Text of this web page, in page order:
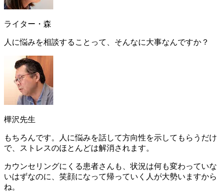
ライター・森
人に悩みを相談することって、そんなに大事なんですか？
樺沢先生
もちろんです。人に悩みを話して方向性を示してもらうだけ
で、ストレスのほとんどは解消されます。
カウンセリングにくる患者さんも、状況は何も変わっていな
いはずなのに、笑顔になって帰っていく人が大勢いますから
ね。